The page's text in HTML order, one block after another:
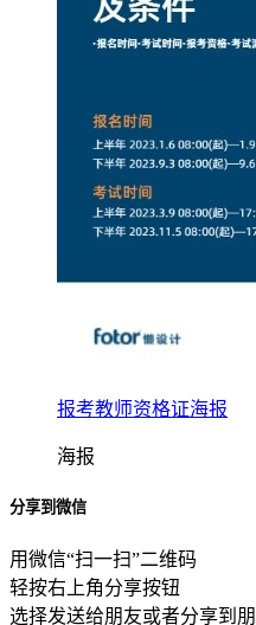
报考教师资格证海报
海报
分享到微信
用微信“扫一扫”二维码
轻按右上角分享按钮
选择发送给朋友或者分享到